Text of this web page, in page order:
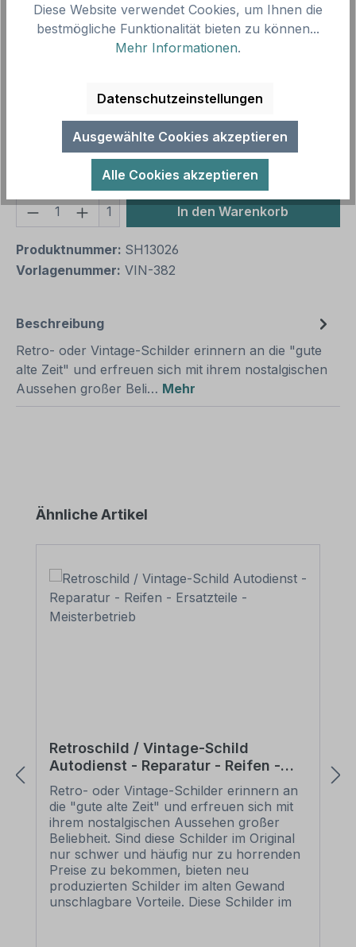
Zwischensumme
12,50 €
Gesamtpreis
Preise inkl. MwSt. zzgl. Versandkosten
Aufgrund von Neuberechnungen im Warenkorb sind
abweichende Endpreise möglich.
Produkt Anzahl: Gib den gewünschten
1 In den Warenkorb
Produktnummer: SH13026
Vorlagenummer: VIN-382
Beschreibung
Retro- oder Vintage-Schilder erinnern an die "gute
alte Zeit" und erfreuen sich mit ihrem nostalgischen
Aussehen großer Beli… Mehr
Produktgalerie überspringen
Ähnliche Artikel
Retroschild / Vintage-Schild
Autodienst - Reparatur - Reifen -
Ersatzteile - Meisterbetrieb
Retro- oder Vintage-Schilder erinnern an
die "gute alte Zeit" und erfreuen sich mit
ihrem nostalgischen Aussehen großer
Beliebheit. Sind diese Schilder im Original
nur schwer und häufig nur zu horrenden
Preise zu bekommen, bieten neu
produzierten Schilder im alten Gewand
unschlagbare Vorteile. Diese Schilder im
Diese Website verwendet Cookies, um Ihnen die
bestmögliche Funktionalität bieten zu können...
Mehr Informationen.
Datenschutzeinstellungen
Ausgewählte Cookies akzeptieren
Alle Cookies akzeptieren